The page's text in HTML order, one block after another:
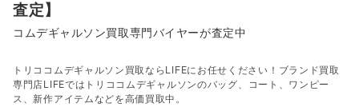
査定】
コムデギャルソン買取専門バイヤーが査定中
トリココムデギャルソン買取ならLIFEにお任せください！ブランド買取
専門店LIFEではトリココムデギャルソンのバッグ、コート、ワンピー
ス、新作アイテムなどを高価買取中。